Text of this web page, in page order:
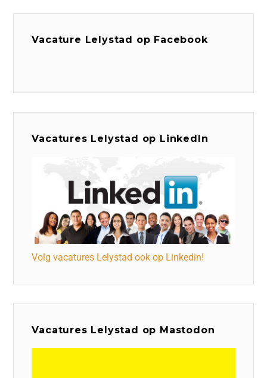
Vacature Lelystad op Facebook
Vacatures Lelystad op LinkedIn
Volg vacatures Lelystad ook op Linkedin!
Vacatures Lelystad op Mastodon